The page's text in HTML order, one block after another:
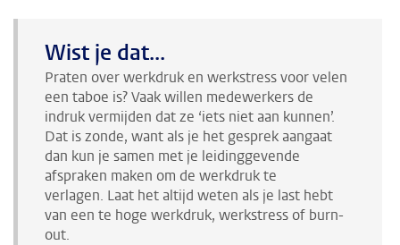
Wist je dat...
Praten over werkdruk en werkstress voor velen
een taboe is? Vaak willen medewerkers de
indruk vermijden dat ze ‘iets niet aan kunnen’.
Dat is zonde, want als je het gesprek aangaat
dan kun je samen met je leidinggevende
afspraken maken om de werkdruk te
verlagen. Laat het altijd weten als je last hebt
van een te hoge werkdruk, werkstress of burn-
out.